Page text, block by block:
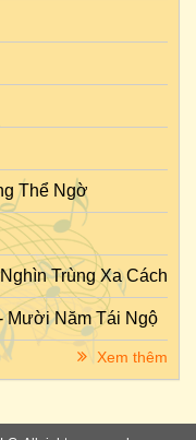
Thể Ngờ
Trùng Xa Cách
Mười Năm Tái Ngộ
Xem thêm